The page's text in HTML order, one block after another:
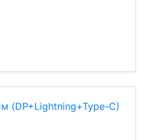
(DP+Lightning+Type-C)